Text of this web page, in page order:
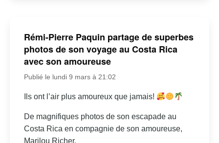
Rémi-Pierre Paquin partage de superbes
photos de son voyage au Costa Rica
avec son amoureuse
Publié le lundi 9 mars à 21:02
Ils ont l’air plus amoureux que jamais!
De magnifiques photos de son escapade au
Costa Rica en compagnie de son amoureuse,
Marilou Richer.